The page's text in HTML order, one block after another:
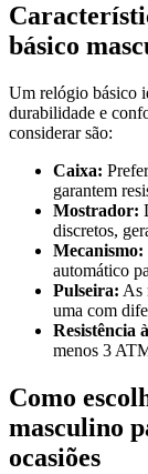
básico
Um relógio básico
durabilidade e
considerar são:
Caixa:
garantem
Mostrador:
discretos,
Mecanismo:
automático
Pulseira: As
uma com
Resistência
menos 3
Como
masculino
ocasiões